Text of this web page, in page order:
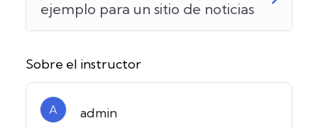
ejemplo para un sitio de noticias
Sobre el instructor
A admin